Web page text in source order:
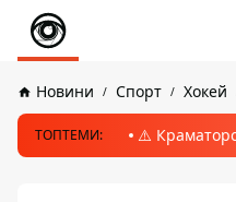
Новини Спорт Хокей
ТОПТЕМИ: ⚠️